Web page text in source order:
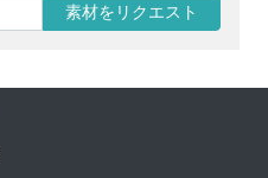
素材をリクエスト